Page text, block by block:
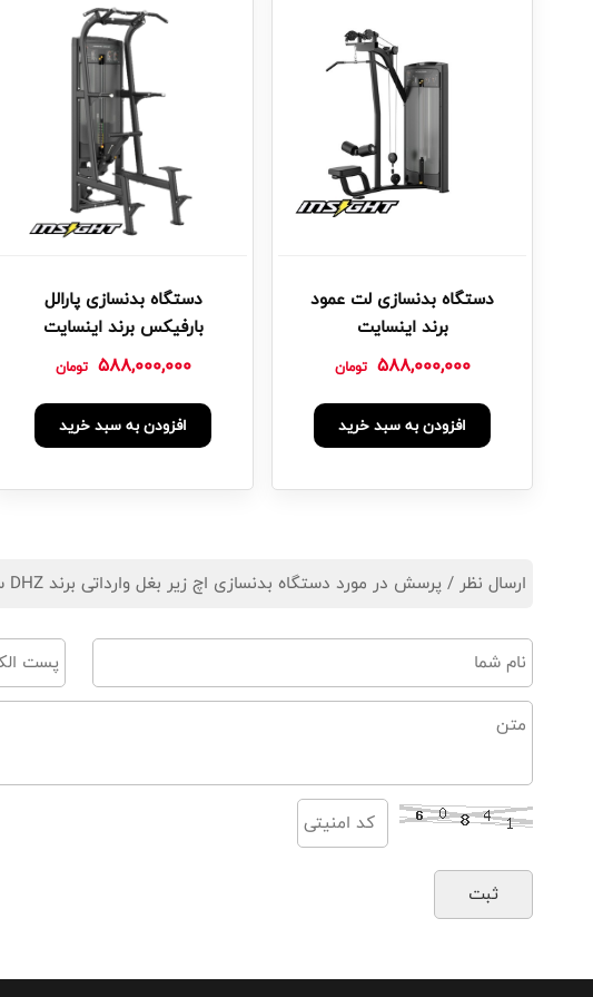
دستگاه بدنسازی لت عمود
برند اینسایت
588,000,000 تومان
افزودن به سبد خرید
دستگاه بدنسازی پارالل
بارفیکس برند اینسایت
588,000,000 تومان
افزودن به سبد خرید
ارسال نظر / پرسش در مورد دستگاه بدنسازی اچ زیر بغل وارداتی برند DHZ سری Mini Apple